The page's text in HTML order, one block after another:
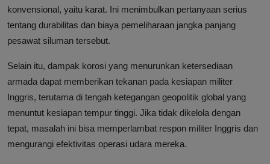
konvensional, yaitu karat. Ini menimbulkan pertanyaan serius
tentang durabilitas dan biaya pemeliharaan jangka panjang
pesawat siluman tersebut.
Selain itu, dampak korosi yang menurunkan ketersediaan
armada dapat memberikan tekanan pada kesiapan militer
Inggris, terutama di tengah ketegangan geopolitik global yang
menuntut kesiapan tempur tinggi. Jika tidak dikelola dengan
tepat, masalah ini bisa memperlambat respon militer Inggris dan
mengurangi efektivitas operasi udara mereka.